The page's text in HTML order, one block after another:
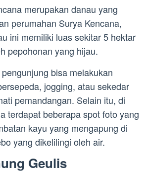
merupakan danau yang
perumahan Surya Kencana,
ini memiliki luas sekitar 5 hektar
pepohonan yang hijau.
bisa melakukan
jogging, atau sekedar
pemandangan. Selain itu, di
terdapat beberapa spot foto yang
kayu yang mengapung di
yang dikelilingi oleh air.
Geulis